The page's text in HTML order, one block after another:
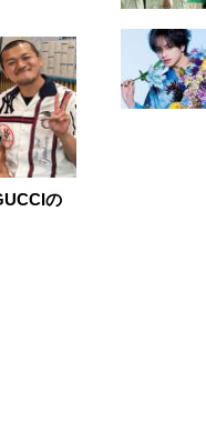
の